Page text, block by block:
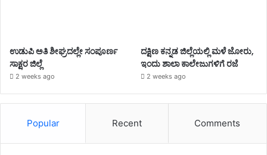
ಉಡುಪಿ ಅತಿ ಶೀಘ್ರದಲ್ಲೇ ಸಂಪೂರ್ಣ
ಸಾಕ್ಷರ ಜಿಲ್ಲೆ
2 weeks ago
ದಕ್ಷಿಣ ಕನ್ನಡ ಜಿಲ್ಲೆಯಲ್ಲಿ ಮಳೆ ಜೋರು,
ಇಂದು ಶಾಲಾ ಕಾಲೇಜುಗಳಿಗೆ ರಜೆ
2 weeks ago
Popular Recent Comments